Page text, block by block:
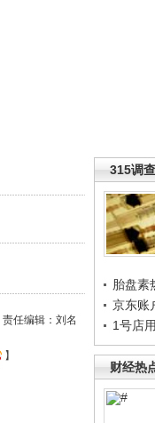
315调查
胎盘素
京东账
1号店
财经热
责任编辑：刘名
】